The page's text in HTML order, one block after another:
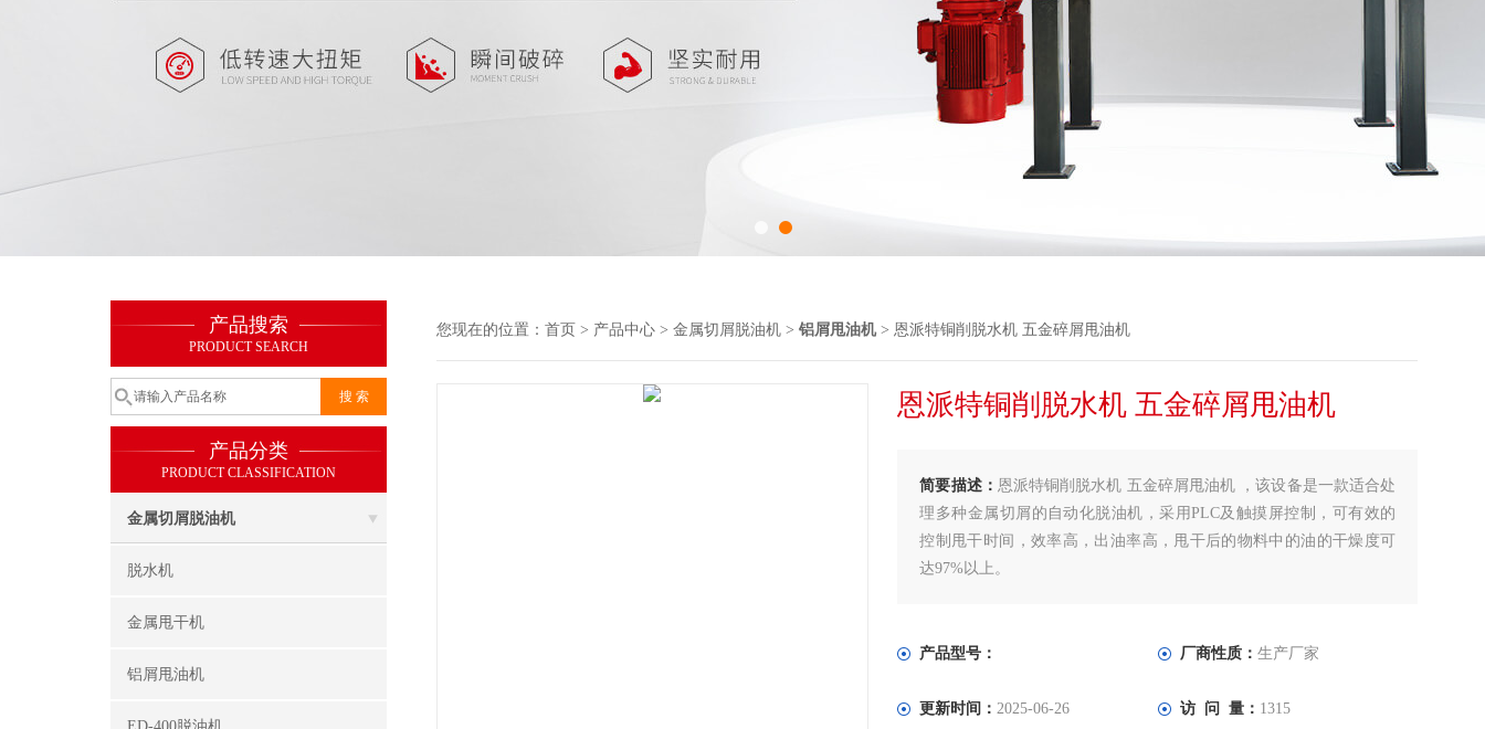
产品搜索
PRODUCT SEARCH
产品分类
PRODUCT CLASSIFICATION
金属切屑脱油机
脱水机
金属甩干机
铝屑甩油机
您现在的位置： 首页 > 产品中心 > 金属切屑脱油机 > 铝屑甩油机> 恩派特铜削脱水机 五金碎屑甩油机
恩派特铜削脱水机 五金碎屑甩油机
简要描述： 恩派特铜削脱水机 五金碎屑甩油机 ，该设备是一款适合处
理多种金属切屑的自动化脱油机，采用PLC及触摸屏控制，可有效的
控制甩干时间，效率高，出油率高，甩干后的物料中的油的干燥度可
达97%以上。
产品型号： 厂商性质： 生产厂家
更新时间：2025-06-26 访 问 量： 1315